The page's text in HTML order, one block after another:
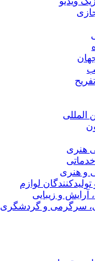
المللی
هنری
و هنری
لوازم
آرایش و زیبایی
سرگرمی و گردشگری